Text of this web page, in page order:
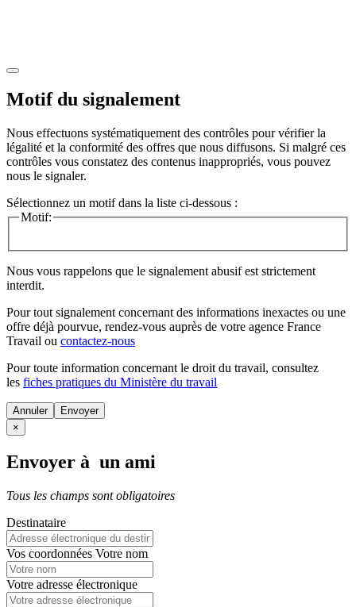
Motif du signalement
Nous effectuons systématiquement des contrôles pour vérifier la
légalité et la conformité des offres que nous diffusons. Si malgré ces
contrôles vous constatez des contenus inappropriés, vous pouvez
nous le signaler.
Sélectionnez un motif dans la liste ci-dessous :
Motif:
Nous vous rappelons que le signalement abusif est strictement
interdit.
Pour tout signalement concernant des informations inexactes ou une
offre déjà pourvue, rendez-vous auprès de votre agence France
Travail ou contactez-nous
Pour toute information concernant le droit du travail, consultez
les fiches pratiques du Ministère du travail
Annuler
×
Envoyer à un ami
Tous les champs sont obligatoires
Destinataire
Vos coordonnées Votre nom
Votre adresse électronique